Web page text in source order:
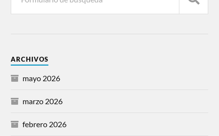
ARCHIVOS
mayo 2026
marzo 2026
febrero 2026